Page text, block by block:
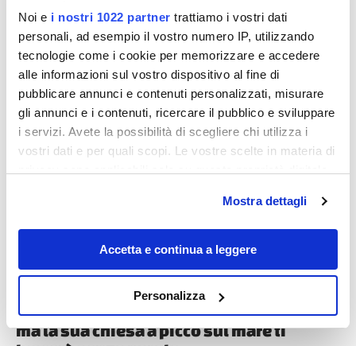
Noi e i nostri 1022 partner trattiamo i vostri dati
personali, ad esempio il vostro numero IP, utilizzando
tecnologie come i cookie per memorizzare e accedere
alle informazioni sul vostro dispositivo al fine di
pubblicare annunci e contenuti personalizzati, misurare
gli annunci e i contenuti, ricercare il pubblico e sviluppare
i servizi. Avete la possibilità di scegliere chi utilizza i
vostri dati e per quali scopi. Le vostre scelte in materia di
modificare o revocare il proprio consenso in qualsiasi
momento dalla Dichiarazione sui cookie o facendo clic
sull'icona di attivazione della privacy.
raccogliere informazioni sulla tua posizione
geografica, con un'approssimazione di qualche
Mostra dettagli
Accetta e continua a leggere
Personalizza
Destinazioni
È il tipico paese da cartolina della Liguria,
ma la sua chiesa a picco sul mare ti